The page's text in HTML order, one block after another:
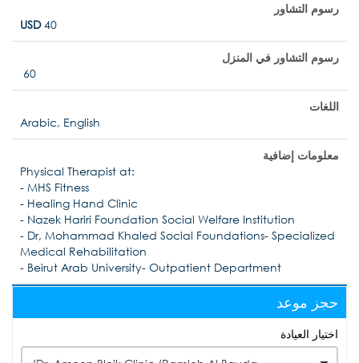
رسوم التشاور
USD40
رسوم التشاور في المنزل
60
اللغات
Arabic, English
معلومات إضافية
Physical Therapist at:
- MHS Fitness
- Healing Hand Clinic
- Nazek Hariri Foundation Social Welfare Institution
- Dr, Mohammad Khaled Social Foundations- Specialized
Medical Rehabilitation
- Beirut Arab University- Outpatient Department
حجز موعد
اختيار العيادة